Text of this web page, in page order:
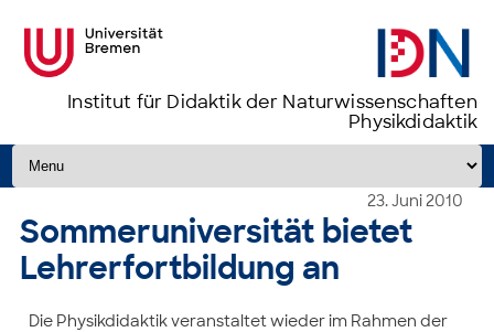
Institut für Didaktik der Naturwissenschaften
Physikdidaktik
Zum Inhalt springen
23. Juni 2010
Sommeruniversität bietet
Lehrerfortbildung an
Die Physikdidaktik veranstaltet wieder im Rahmen der